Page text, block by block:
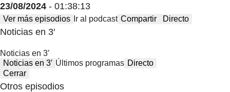
23/08/2024 - 01:38:13
Ver más episodios Ir al podcast Compartir Directo
Noticias en 3′
Noticias en 3′
Noticias en 3′ Últimos programas Directo
Cerrar
Otros episodios